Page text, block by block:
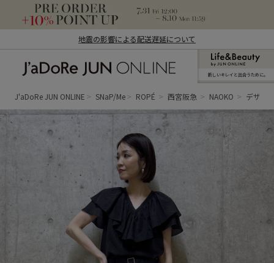
地震の影響による配送遅延について
ン オンライン）
新しいキレイと出合うために。
J'aDoRe JUN ONLINE SNaP/Me ROPÉ 西宮阪急 NAOKO デザイ